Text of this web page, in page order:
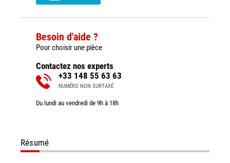
Besoin d'aide ?
Pour choisir une pièce
Contactez nos experts
+33 148 55 63 63
NUMÉRO NON SURTAXÉ
Du lundi au vendredi de 9h à 18h
Résumé